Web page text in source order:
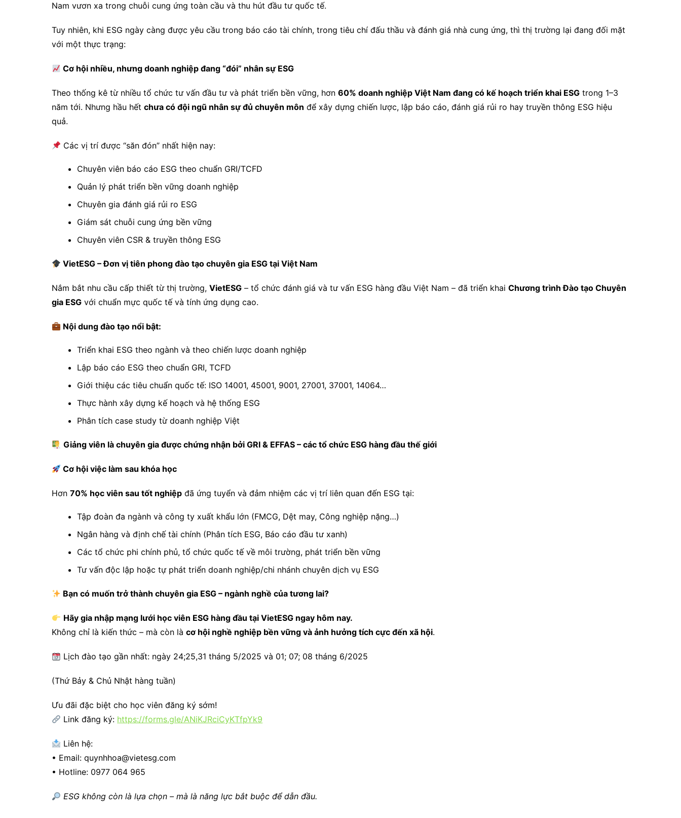
Nam vươn xa trong chuỗi cung ứng toàn cầu và thu hút đầu tư quốc tế.
Tuy nhiên, khi ESG ngày càng được yêu cầu trong báo cáo tài chính, trong tiêu chí đấu thầu và đánh giá nhà cung ứng, thì thị trường lại đang đối mặt
với một thực trạng:
Cơ hội nhiều, nhưng doanh nghiệp đang “đói” nhân sự ESG
Theo thống kê từ nhiều tổ chức tư vấn đầu tư và phát triển bền vững, hơn 60% doanh nghiệp Việt Nam đang có kế hoạch triển khai ESG trong 1–3
năm tới. Nhưng hầu hết chưa có đội ngũ nhân sự đủ chuyên môn để xây dựng chiến lược, lập báo cáo, đánh giá rủi ro hay truyền thông ESG hiệu
quả.
Các vị trí được “săn đón” nhất hiện nay:
Chuyên viên báo cáo ESG theo chuẩn GRI/TCFD
Quản lý phát triển bền vững doanh nghiệp
Chuyên gia đánh giá rủi ro ESG
Giám sát chuỗi cung ứng bền vững
Chuyên viên CSR & truyền thông ESG
VietESG – Đơn vị tiên phong đào tạo chuyên gia ESG tại Việt Nam
Nắm bắt nhu cầu cấp thiết từ thị trường, VietESG – tổ chức đánh giá và tư vấn ESG hàng đầu Việt Nam – đã triển khai Chương trình Đào tạo Chuyên
gia ESG với chuẩn mực quốc tế và tính ứng dụng cao.
Nội dung đào tạo nổi bật:
Triển khai ESG theo ngành và theo chiến lược doanh nghiệp
Lập báo cáo ESG theo chuẩn GRI, TCFD
Giới thiệu các tiêu chuẩn quốc tế: ISO 14001, 45001, 9001, 27001, 37001, 14064…
Thực hành xây dựng kế hoạch và hệ thống ESG
Phân tích case study từ doanh nghiệp Việt
Giảng viên là chuyên gia được chứng nhận bởi GRI & EFFAS – các tổ chức ESG hàng đầu thế giới
Cơ hội việc làm sau khóa học
Hơn 70% học viên sau tốt nghiệp đã ứng tuyển và đảm nhiệm các vị trí liên quan đến ESG tại:
Tập đoàn đa ngành và công ty xuất khẩu lớn (FMCG, Dệt may, Công nghiệp nặng…)
Ngân hàng và định chế tài chính (Phân tích ESG, Báo cáo đầu tư xanh)
Các tổ chức phi chính phủ, tổ chức quốc tế về môi trường, phát triển bền vững
Tư vấn độc lập hoặc tự phát triển doanh nghiệp/chi nhánh chuyên dịch vụ ESG
Bạn có muốn trở thành chuyên gia ESG – ngành nghề của tương lai?
Hãy gia nhập mạng lưới học viên ESG hàng đầu tại VietESG ngay hôm nay.
Không chỉ là kiến thức – mà còn là cơ hội nghề nghiệp bền vững và ảnh hưởng tích cực đến xã hội.
Lịch đào tạo gần nhất: ngày 24;25,31 tháng 5/2025 và 01; 07; 08 tháng 6/2025
(Thứ Bảy & Chủ Nhật hàng tuần)
Ưu đãi đặc biệt cho học viên đăng ký sớm!
Link đăng ký: https://forms.gle/ANiKJRciCyKTfpYk9
Liên hệ:
• Email: quynhhoa@vietesg.com
• Hotline: 0977 064 965
ESG không còn là lựa chọn – mà là năng lực bắt buộc để dẫn đầu.